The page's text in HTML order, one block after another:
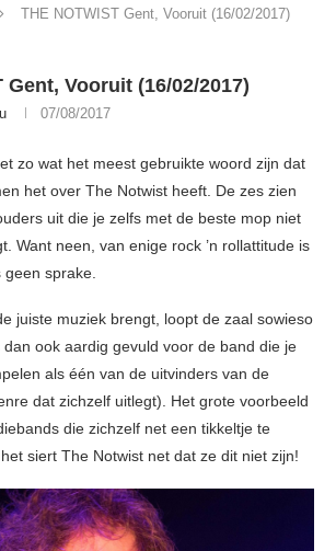
THE NOTWIST Gent, Vooruit (16/02/2017)
Gent, Vooruit (16/02/2017)
07/08/2017
zo wat het meest gebruikte woord zijn dat
het over The Notwist heeft. De zes zien
uit die je zelfs met de beste mop niet
Want neen, van enige rock ’n rollattitude is
geen sprake.
juiste muziek brengt, loopt de zaal sowieso
dan ook aardig gevuld voor de band die je
als één van de uitvinders van de
dat zichzelf uitlegt). Het grote voorbeeld
die zichzelf net een tikkeltje te
siert The Notwist net dat ze dit niet zijn!